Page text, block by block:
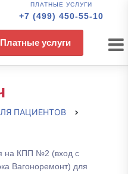
ПЛАТНЫЕ УСЛУГИ
+7 (499) 450-55-10
Платные услуги
ПАЦИЕНТОВ
на КПП №2 (вход с
Вагоноремонт) для